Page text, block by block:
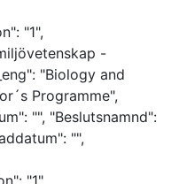
"1",
-
"Biology and
Programme",
"", "Beslutsnamnd":
"",
"1",